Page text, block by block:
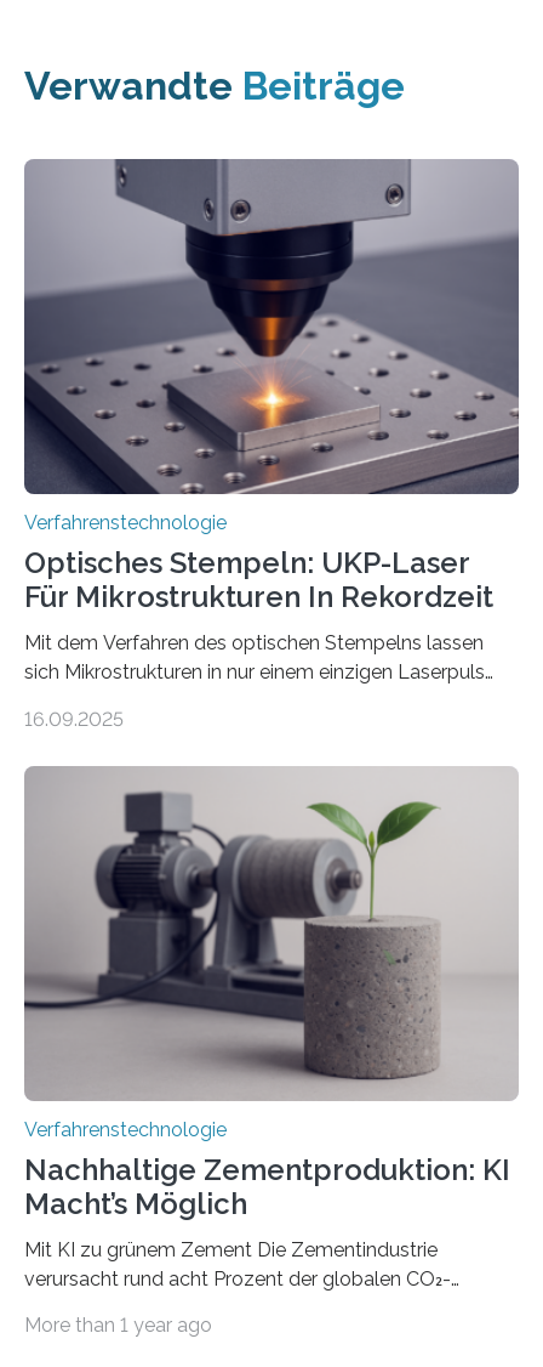
Verwandte Beiträge
Verfahrenstechnologie
Optisches Stempeln: UKP-Laser
Für Mikrostrukturen In Rekordzeit
Mit dem Verfahren des optischen Stempelns lassen
sich Mikrostrukturen in nur einem einzigen Laserpuls
zeitaufwändiges Abscannen der Fläche. Am Fraunhofer
RWTH Aachen den Strahl eines Ultrakurzpulslasers
mithilfe eines Spatial Light Modulators (SLM) exakt in
das gewünschte Muster und bringen es direkt auf die
Werkstückoberfläche. Das beschleunigt die
Bearbeitung deutlich und eröffnet neue Möglichkeiten
für Branchen wie die stahl- und metallverarbeitende
Industrie oder die Glasverarbeitung. Erste Tests…
16.09.2025
Verfahrenstechnologie
Nachhaltige Zementproduktion: KI
Macht’s Möglich
Mit KI zu grünem Zement Die Zementindustrie
verursacht rund acht Prozent der globalen CO₂-
Flugverkehr. Forschende am Paul Scherrer Institut PSI
More than 1 year ago